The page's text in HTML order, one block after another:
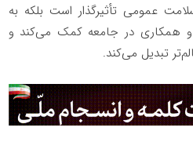
عمومی تأثیرگذار است بلکه به
همکاری در جامعه کمک می‌کند و
تبدیل می‌کند.